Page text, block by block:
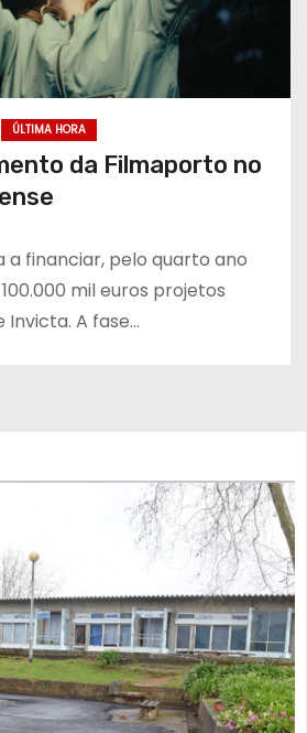
ÚLTIMA HORA
da Filmaporto no
a financiar, pelo quarto ano
mil euros projetos
Invicta. A fase…